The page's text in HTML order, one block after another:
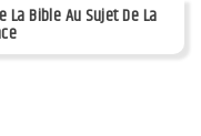
Bible Au Sujet De La